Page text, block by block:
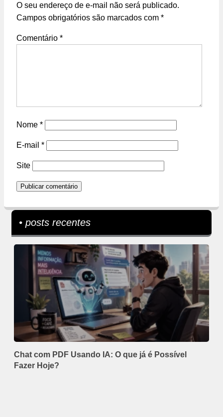
O seu endereço de e-mail não será publicado.
Campos obrigatórios são marcados com *
Comentário *
Nome *
E-mail *
Site
• posts recentes
Chat com PDF Usando IA: O que já é Possível
Fazer Hoje?